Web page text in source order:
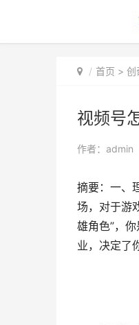
首页 > 创
视频号
作者： admin
摘要：一、
场，对于游
雄角色”，
业，决定了